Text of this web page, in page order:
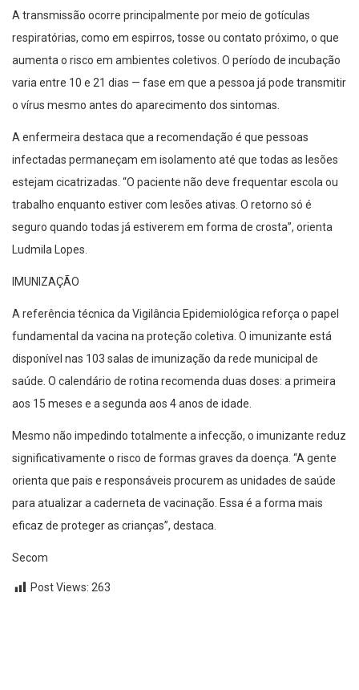
A transmissão ocorre principalmente por meio de gotículas
respiratórias, como em espirros, tosse ou contato próximo, o que
aumenta o risco em ambientes coletivos. O período de incubação
varia entre 10 e 21 dias — fase em que a pessoa já pode transmitir
o vírus mesmo antes do aparecimento dos sintomas.
A enfermeira destaca que a recomendação é que pessoas
infectadas permaneçam em isolamento até que todas as lesões
estejam cicatrizadas. “O paciente não deve frequentar escola ou
trabalho enquanto estiver com lesões ativas. O retorno só é
seguro quando todas já estiverem em forma de crosta”, orienta
Ludmila Lopes.
IMUNIZAÇÃO
A referência técnica da Vigilância Epidemiológica reforça o papel
fundamental da vacina na proteção coletiva. O imunizante está
disponível nas 103 salas de imunização da rede municipal de
saúde. O calendário de rotina recomenda duas doses: a primeira
aos 15 meses e a segunda aos 4 anos de idade.
Mesmo não impedindo totalmente a infecção, o imunizante reduz
significativamente o risco de formas graves da doença. “A gente
orienta que pais e responsáveis procurem as unidades de saúde
para atualizar a caderneta de vacinação. Essa é a forma mais
eficaz de proteger as crianças”, destaca.
Secom
Post Views: 263